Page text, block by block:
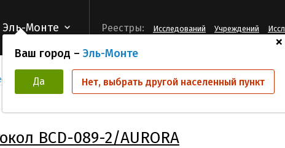
Эль-Монте
Ваш город – Эль-Монте
Да Нет, выбрать другой населенный пункт
Реестры: Исследований Учреждений
Клинических исследований BCD-089-2/AURORA
BCD-089-2/AURORA